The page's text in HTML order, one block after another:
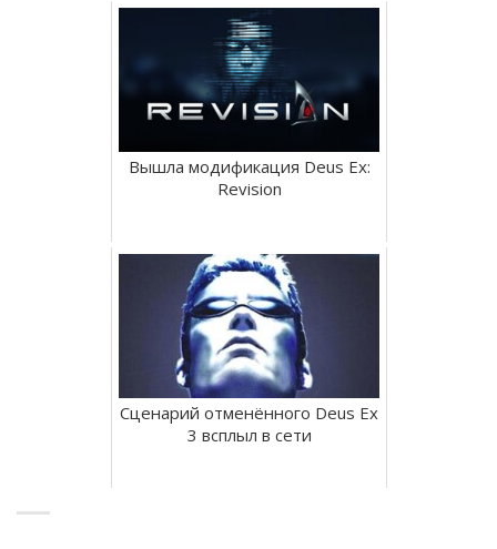
Вышла модификация Deus Ex:
Revision
Сценарий отменённого Deus Ex
3 всплыл в сети